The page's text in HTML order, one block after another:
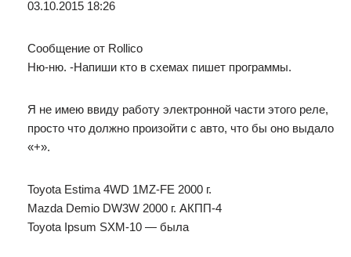
03.10.2015 18:26
Сообщение от Rollico
Ню-ню. -Напиши кто в схемах пишет программы.
Я не имею ввиду работу электронной части этого реле,
просто что должно произойти с авто, что бы оно выдало
«+».
Toyota Estima 4WD 1MZ-FE 2000 г.
Mazda Demio DW3W 2000 г. АКПП-4
Toyota Ipsum SXM-10 — была